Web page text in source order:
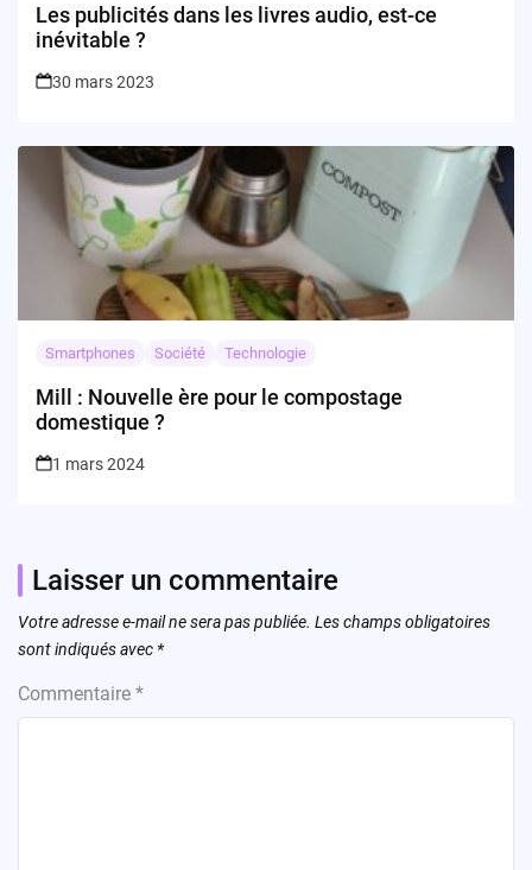
Les publicités dans les livres audio, est-ce
inévitable ?
30 mars 2023
Smartphones Société Technologie
Mill : Nouvelle ère pour le compostage
domestique ?
1 mars 2024
Laisser un commentaire
Votre adresse e-mail ne sera pas publiée. Les champs obligatoires
sont indiqués avec *
Commentaire *